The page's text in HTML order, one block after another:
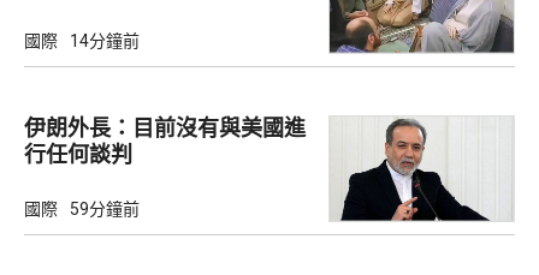
國際 14分鐘前
伊朗外長：目前沒有與美國進
行任何談判
國際 59分鐘前